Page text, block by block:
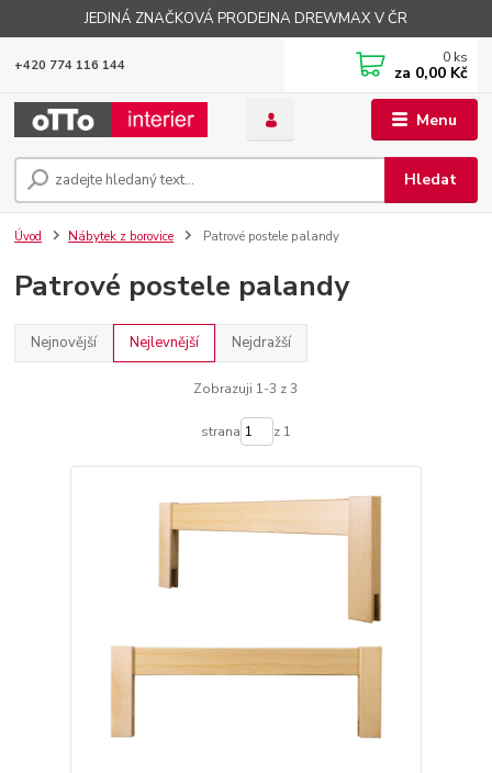
JEDINÁ ZNAČKOVÁ PRODEJNA DREWMAX V ČR
Menu
Hledat
+420 774 116 144 0 ks
za 0,00 Kč
Úvod Nábytek z borovice Patrové postele palandy
Patrové postele palandy
Nejnovější Nejlevnější Nejdražší
Zobrazuji 1-3 z 3
strana z 1